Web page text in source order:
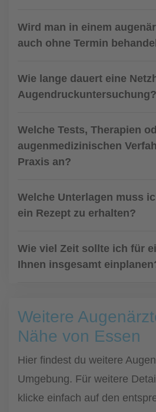
Wird man in einem
auch ohne Termin
Wie lange dauert eine
Augendruckuntersuchung?
Welche Tests, Therapien
augenmedizinischen
Praxis an?
Welche Unterlagen muss
ein Rezept zu erhalten?
Wie viel Zeit sollte ich für
Ihnen insgesamt
Weitere
Nähe von Essen
Hier findest du weitere
Umgebung. Für weitere
klicke einfach auf den